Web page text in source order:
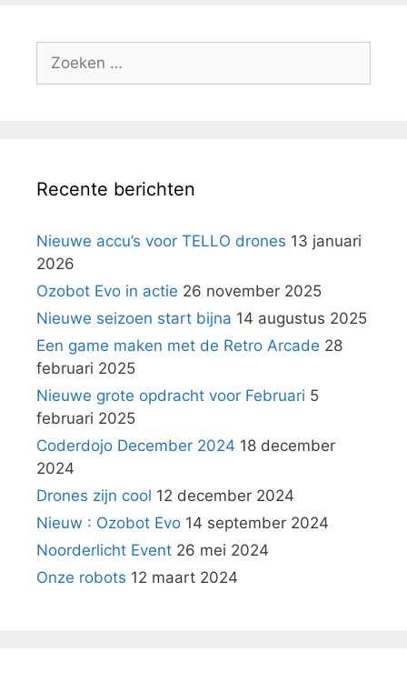
naar:
Recente berichten
Nieuwe accu’s voor TELLO drones 13 januari
2026
Ozobot Evo in actie 26 november 2025
Nieuwe seizoen start bijna 14 augustus 2025
Een game maken met de Retro Arcade 28
februari 2025
Nieuwe grote opdracht voor Februari 5
februari 2025
Coderdojo December 2024 18 december
2024
Drones zijn cool 12 december 2024
Nieuw : Ozobot Evo 14 september 2024
Noorderlicht Event 26 mei 2024
Onze robots 12 maart 2024